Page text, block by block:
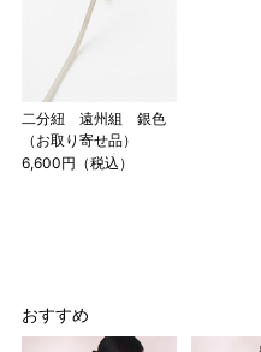
二分紐 遠州組 銀色
（お取り寄せ品）
6,600円（税込）
おすすめ